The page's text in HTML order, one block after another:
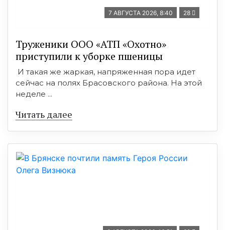
7 АВГУСТА 2026, 8:40 28
Труженики ООО «АТП «Охотно»
приступили к уборке пшеницы
И такая же жаркая, напряженная пора идет
сейчас на полях Брасовского района. На этой
неделе ...
Читать далее